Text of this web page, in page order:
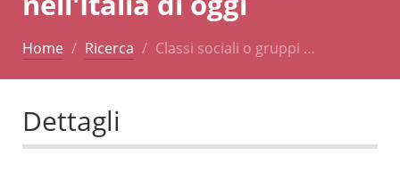
Home Ricerca Classi sociali o gruppi …
Dettagli